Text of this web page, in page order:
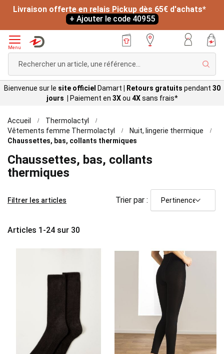
Livraison offerte en relais Pickup dès 65€ d'achats*
+ Ajouter le code 40955
Menu
Bienvenue sur le site officiel Damart Retours gratuits pendant 30
jours |
Paiement en 3Xou 4Xsans frais*
Accueil
Thermolactyl
Vêtements femme Thermolactyl
Nuit, lingerie thermique
Chaussettes, bas, collants thermiques
Chaussettes, bas, collants
thermiques
Articles 1 -24 sur 30
Trier par :
Filtrer les articles